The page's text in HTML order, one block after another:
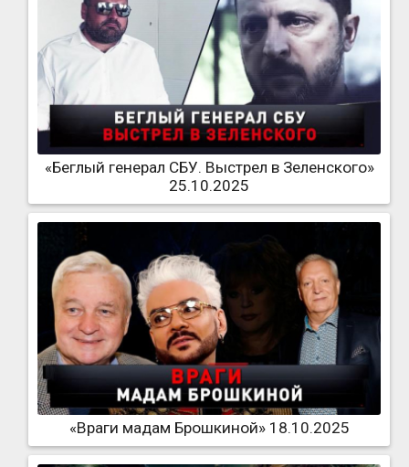
«Беглый генерал СБУ. Выстрел в Зеленского»
25.10.2025
«Враги мадам Брошкиной» 18.10.2025